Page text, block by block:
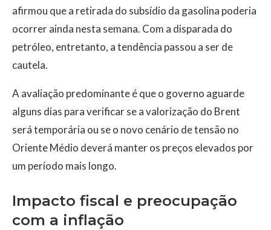
afirmou que a retirada do subsídio da gasolina poderia
ocorrer ainda nesta semana. Com a disparada do
petróleo, entretanto, a tendência passou a ser de
cautela.
A avaliação predominante é que o governo aguarde
alguns dias para verificar se a valorização do Brent
será temporária ou se o novo cenário de tensão no
Oriente Médio deverá manter os preços elevados por
um período mais longo.
Impacto fiscal e preocupação
com a inflação